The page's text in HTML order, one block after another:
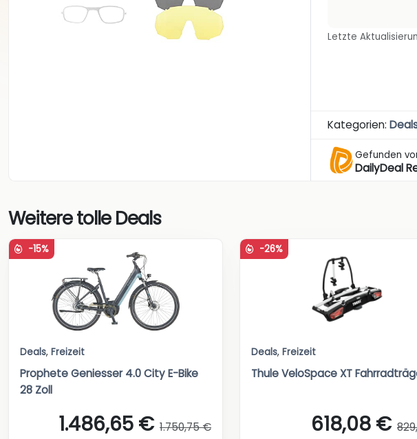
Letzte
Kategorien:
Gefunden
DailyDeal
Weitere tolle Deals
-15%
Deals, Freizeit
Prophete Geniesser 4.0 City E-Bike
28 Zoll
1.486,65 € 1.750,75 €
-26%
Deals, Freizeit
Thule VeloSpace XT
618,08 €